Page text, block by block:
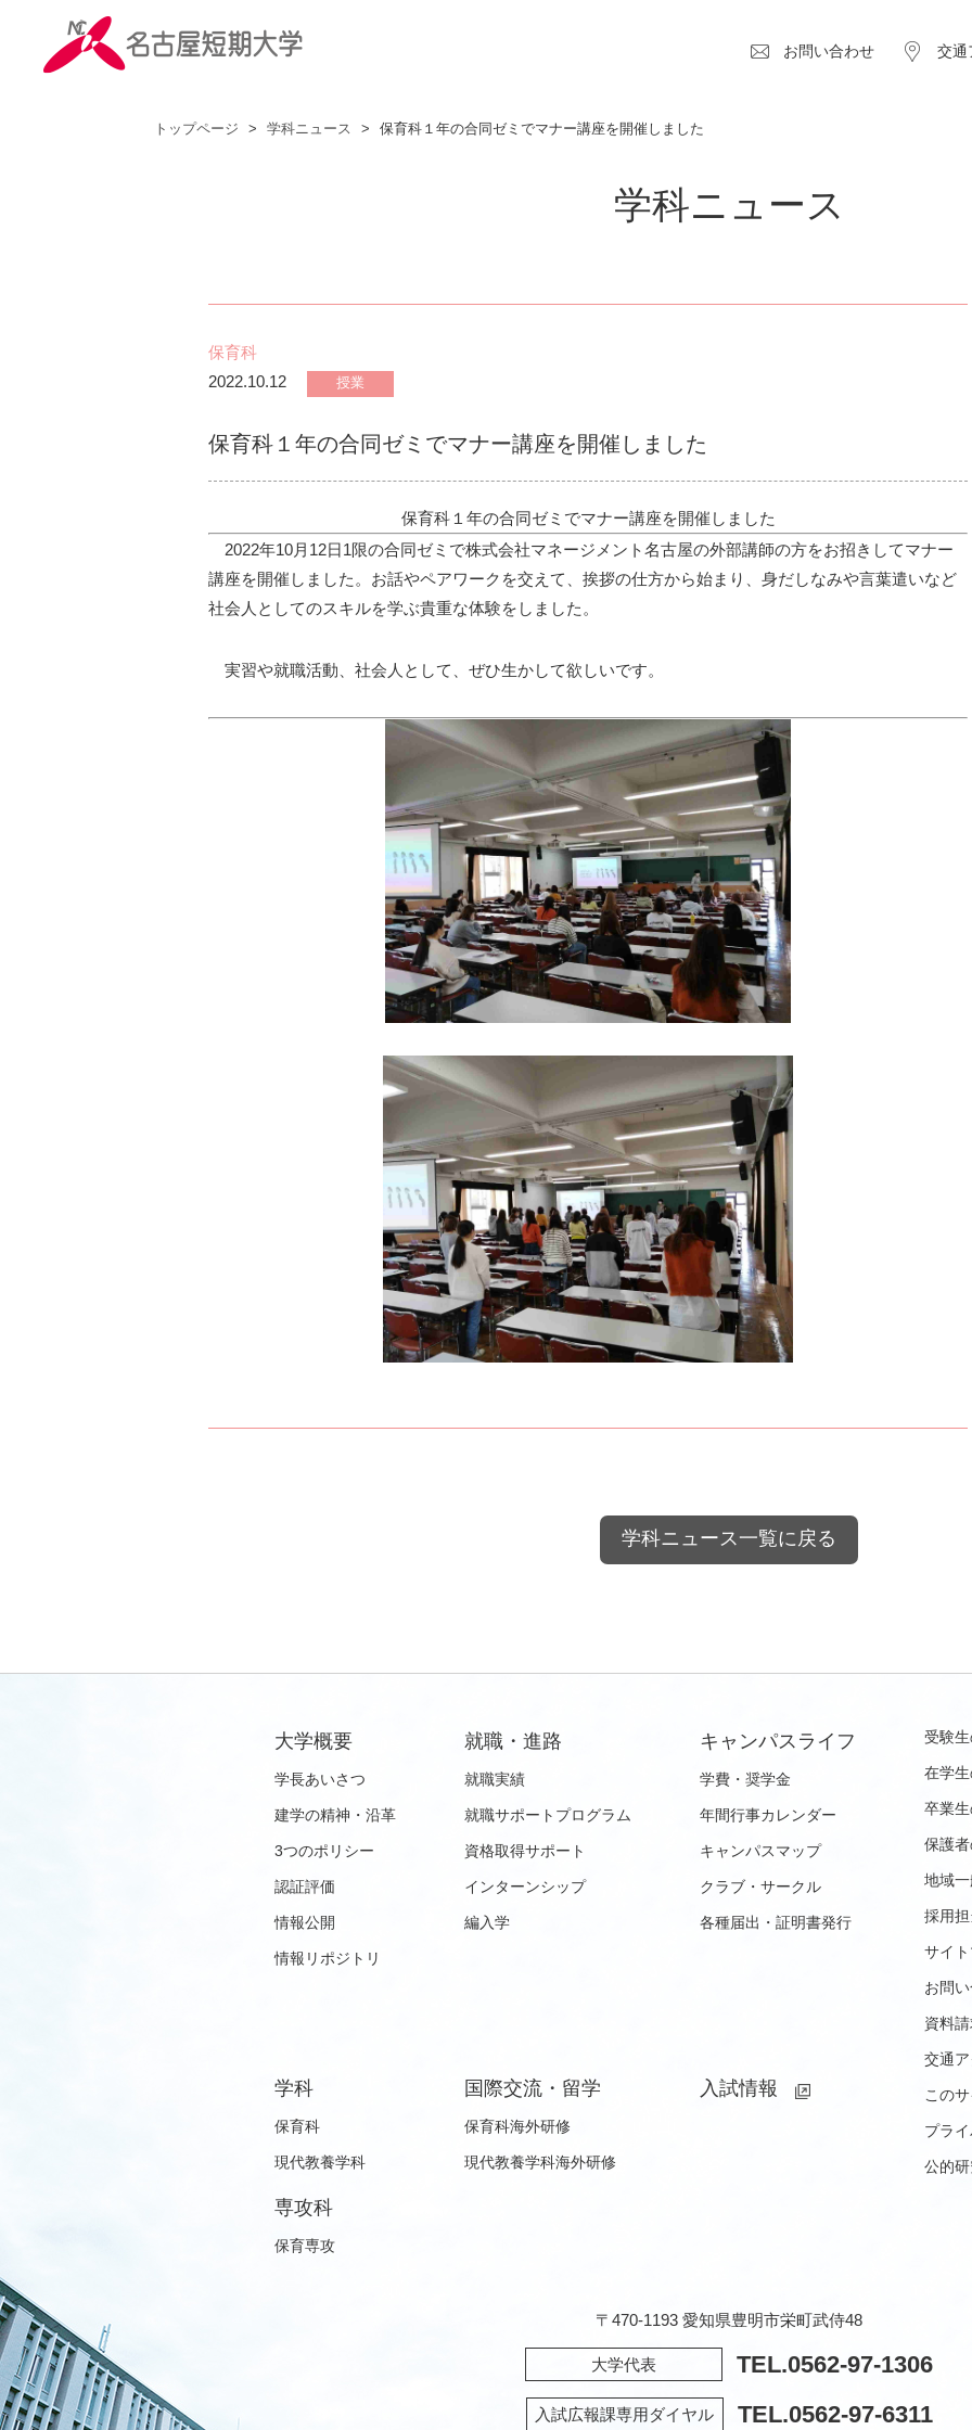
お問い合わせ 交通
トップページ > 学科ニュース > 保育科１年の合同ゼミでマナー講座を開催しました
学科ニュース
保育科
2022.10.12
授業
保育科１年の合同ゼミでマナー講座を開催しました
保育科１年の合同ゼミでマナー講座を開催しました
2022年10月12日1限の合同ゼミで株式会社マネージメント名古屋の外部講師の方をお招きしてマナー
講座を開催しました。お話やペアワークを交えて、挨拶の仕方から始まり、身だしなみや言葉遣いなど
社会人としてのスキルを学ぶ貴重な体験をしました。
実習や就職活動、社会人として、ぜひ生かして欲しいです。
学科ニュース一覧に戻る
大学概要
学長あいさつ
建学の精神・沿革
3つのポリシー
認証評価
情報公開
情報リポジトリ
学科
保育科
現代教養学科
専攻科
保育専攻
就職・進路
就職実績
就職サポートプログラム
資格取得サポート
インターンシップ
編入学
国際交流・留学
保育科海外研修
現代教養学科海外研修
キャンパスライフ
学費・奨学金
年間行事カレンダー
キャンパスマップ
クラブ・サークル
各種届出・証明書発行
入試情報
受験
在学
卒業
保護
地域
採用
サイ
お問
資料
交通
この
プラ
公的
〒470-1193 愛知県豊明市栄町武侍48
大学代表 TEL.0562-97-1306
入試広報課専用ダイヤル TEL.0562-97-6311